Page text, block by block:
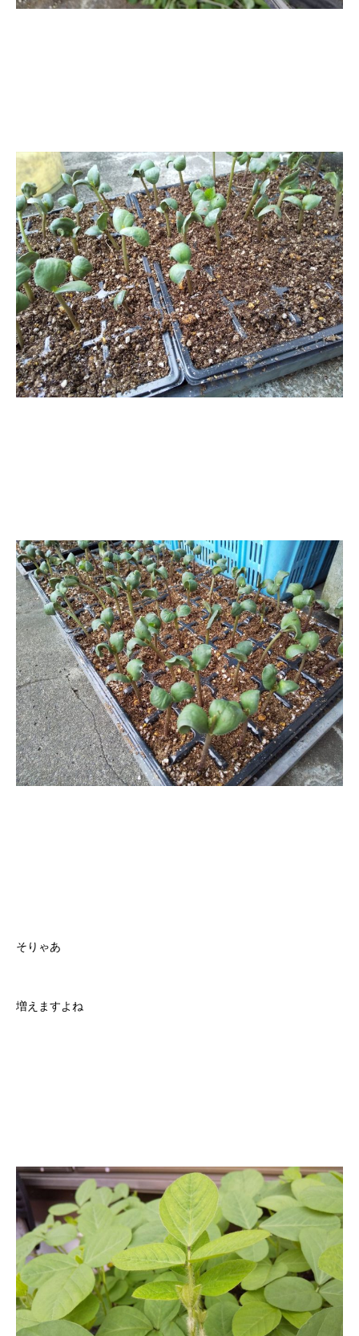
そりゃあ
増えますよね